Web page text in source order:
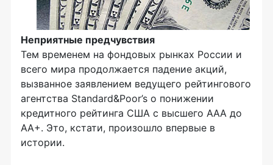
Неприятные предчувствия
Тем временем на фондовых рынках России и
всего мира продолжается падение акций,
вызванное заявлением ведущего рейтингового
агентства Standard&Poor’s о понижении
кредитного рейтинга США с высшего ААА до
АА+. Это, кстати, произошло впервые в
истории.